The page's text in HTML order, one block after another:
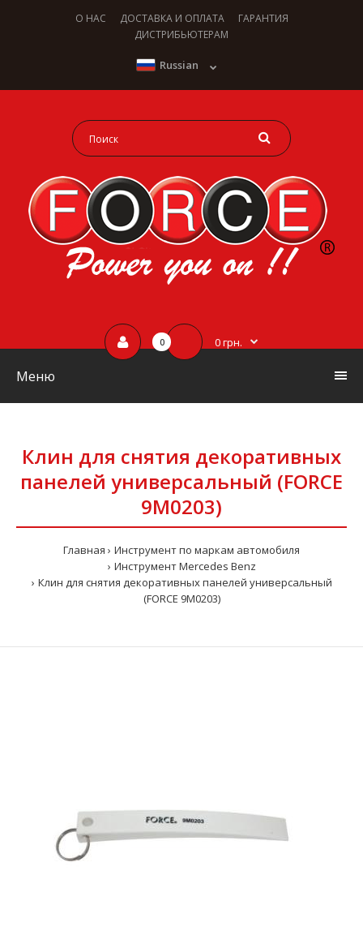
О НАС ДОСТАВКА И ОПЛАТА
ГАРАНТИЯ
ДИСТРИБЬЮТЕРАМ
Russian
0 0 грн.
Меню
Клин для снятия декоративных
панелей универсальный (FORCE
9M0203)
Главная
Инструмент по маркам автомобиля
Инструмент Mercedes Benz
Клин для снятия декоративных панелей универсальный
(FORCE 9M0203)